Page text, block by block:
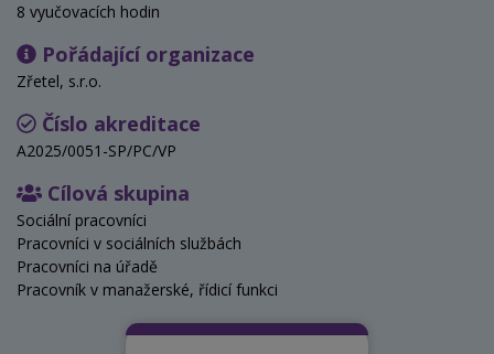
8 vyučovacích hodin
Pořádající organizace
Zřetel, s.r.o.
Číslo akreditace
A2025/0051-SP/PC/VP
Cílová skupina
Sociální pracovníci
Pracovníci v sociálních službách
Pracovníci na úřadě
Pracovník v manažerské, řídicí funkci